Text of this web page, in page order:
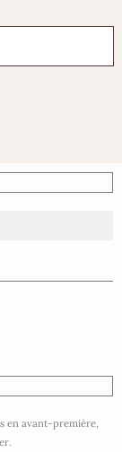
en avant-première,